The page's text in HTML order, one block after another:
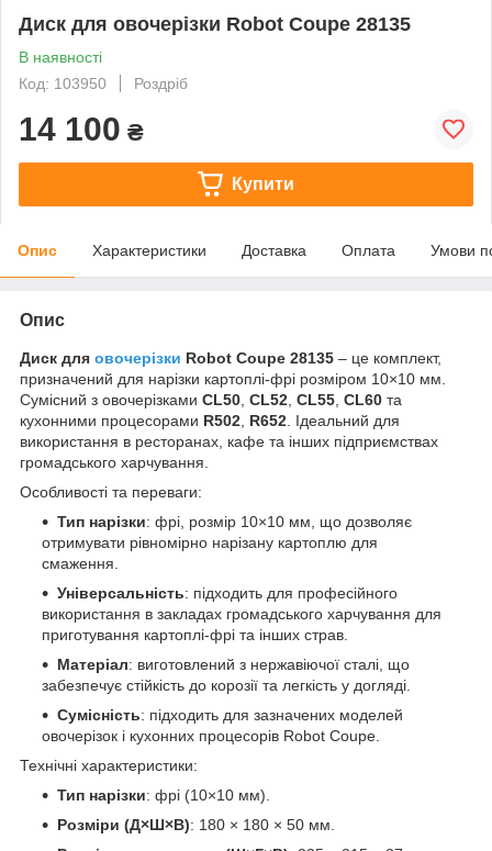
Диск для овочерізки Robot Coupe 28135
В наявності
Код: 103950
Роздріб
14 100 ₴
Купити
Опис Характеристики Доставка Оплата Умови
Опис
Диск для овочерізки Robot Coupe 28135 – це комплект,
призначений для нарізки картоплі-фрі розміром 10×10 мм.
Сумісний з овочерізками CL50 CL52 CL55 CL60 та
кухонними процесорами R502 R652 . Ідеальний для
використання в ресторанах, кафе та інших підприємствах
громадського харчування.
Особливості та переваги:
Тип нарізки: фрі, розмір 10×10 мм, що дозволяє
отримувати рівномірно нарізану картоплю для
смаження.
Універсальність: підходить для професійного
використання в закладах громадського харчування для
приготування картоплі-фрі та інших страв.
Матеріал: виготовлений з нержавіючої сталі, що
забезпечує стійкість до корозії та легкість у догляді.
Сумісність: підходить для зазначених моделей
овочерізок і кухонних процесорів Robot Coupe.
Технічні характеристики:
Тип нарізки: фрі (10×10 мм).
Розміри (Д×Ш×В): 180 × 180 × 50 мм.